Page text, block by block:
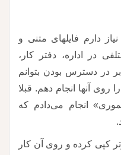
دارم فایلهای متنی و
در اداره، دفتر کار،
در دسترس بودن بتوانم
آنها انجام دهم. قبلا
انجام می‌دادم که
کپی کرده و روی آن کار